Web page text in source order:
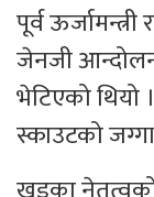
पूर्व
जेनजी
भेटिएको
स्काउटको